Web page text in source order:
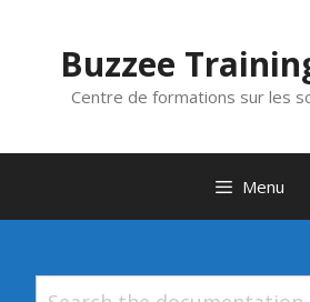
contenuBuzzee
Centre de formations sur les
Menu